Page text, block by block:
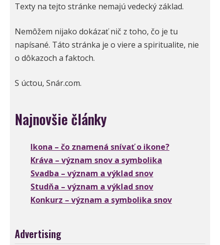
Texty na tejto stránke nemajú vedecký základ.
Nemôžem nijako dokázať nič z toho, čo je tu
napísané. Táto stránka je o viere a spiritualite, nie
o dôkazoch a faktoch.
S úctou, Snár.com.
Najnovšie články
Ikona – čo znamená snívať o ikone?
Kráva – význam snov a symbolika
Svadba – význam a výklad snov
Studňa – význam a výklad snov
Konkurz – význam a symbolika snov
Advertising